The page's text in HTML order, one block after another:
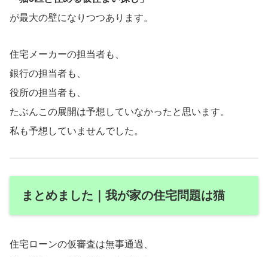
が最大の壁になりつつあります。
住宅メーカーの担当者も、
銀行の担当者も、
役所の担当者も、
たぶんこの展開は予想していなかったと思います。
私も予想していませんでした。
まとめました｜我が家の住宅問題は猫
住宅ローンの仮審査は無事通過、